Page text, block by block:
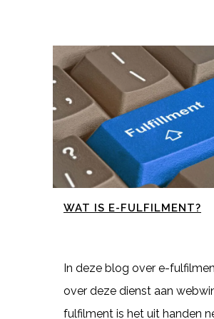
WAT IS E-FULFILMENT?
In deze blog over e-
over deze dienst aan
fulfilment is het uit handen